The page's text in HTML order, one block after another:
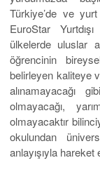
Türkiye’de ve
EuroStar
ülkelerde uluslar
öğrencinin
belirleyen kaliteye
alınamayacağı
olmayacağı,
olmayacaktır
okulundan
anlayışıyla hareket